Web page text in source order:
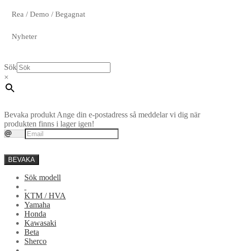
Rea / Demo / Begagnat
Nyheter
Sök
×
Bevaka produkt Ange din e-postadress så meddelar vi dig när
produkten finns i lager igen!
BEVAKA
Sök modell
KTM / HVA
Yamaha
Honda
Kawasaki
Beta
Sherco